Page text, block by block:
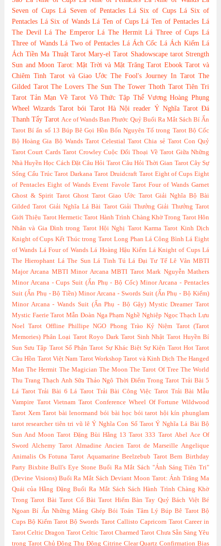
Seven of Cups Lá Seven of Pentacles Lá Six of Cups Lá Six of
Pentacles Lá Six of Wands Lá Ten of Cups Lá Ten of Pentacles Lá
The Devil Lá The Emperor Lá The Hermit Lá Three of Cups Lá
Three of Wands Lá Two of Pentacles Lá Ách Cốc Lá Ách Kiếm Lá
Ách Tiền Ma Thuật Tarot Mary-el Tarot Shadowscape tarot Strength
Sun and Moon Tarot: Mặt Trời và Mặt Trăng Tarot Ebook Tarot và
Chiêm Tinh Tarot và Giao Ước The Fool's Journey In Tarot The
Gilded Tarot The Lovers The Sun The Tower Thoth Tarot Tiên Tri
Tarot Tản Mạn Về Tarot Vô Thức Tập Thể Vương Hoàng Phụng
Wheel Wizards Tarot bói Tarot Hà Nội reader Ý Nghĩa Tarot Đá
Thanh Tẩy Tarot Ace of Wands Ban Phước Quỷ Buổi Ra Mắt Sách Bí Ẩn
Tarot Bí ẩn số 13 Búp Bê Gọi Hồn Bốn Nguyên Tố trong Tarot Bộ Cốc
Bộ Hoàng Gia Bộ Wands Tarot Celestial Tarot Chia sẻ Tarot Con Quỷ
Tarot Court Cards Tarot Crowley Cuộc Đối Thoại Về Tarot Giữa Những
Nhà Huyền Học Cách Đặt Câu Hỏi Tarot Câu Hỏi Thời Gian Tarot Cây Sự
Sống Cấu Trúc Tarot Darkana Tarot Druidcraft Tarot Eight of Cups Eight
of Pentacles Eight of Wands Event Favole Tarot Four of Wands Garnet
Ghost & Spirit Tarot Ghost Tarot Giao Ước Tarot Giải Nghĩa Bộ Bài
Gilded Tarot Giải Nghĩa Lá Bài Tarot Giải Thưởng Giải Thưởng Tarot
Giới Thiệu Tarot Hermetic Tarot Hành Trình Chàng Khờ Trong Tarot Hôn
Nhân và Gia Đình trong Tarot Hội Nghị Tarot Karma Tarot Kinh Dịch
Knight of Cups Kết Thúc trong Tarot Long Phan Lá Công Bình Lá Eight
of Wands Lá Four of Wands Lá Hoàng Hậu Kiếm Lá Knight of Cups Lá
The Hierophant Lá The Sun Lá Tinh Tú Lá Đại Tư Tế Lê Vân MBTI
Major Arcana MBTI Minor Arcana MBTI Tarot Mark Nguyễn Mathers
Minor Arcana - Cups Suit (Ẩn Phụ - Bộ Cốc) Minor Arcana - Pentacles
Suit (Ẩn Phụ - Bộ Tiền) Minor Arcana - Swords Suit (Ẩn Phụ - Bộ Kiếm)
Minor Arcana - Wands Suit (Ẩn Phụ - Bộ Gậy) Mystic Dreamer Tarot
Mystic Faerie Tarot Mẫn Đoàn Nga Phạm Nghề Nghiệp Ngọc Thạch Lựu
Noel Tarot Offline Phillipe NGO Phong Trào Kỷ Niệm Tarot (Tarot
Memories) Phân Loại Tarot Royo Dark Tarot Sinh Nhật Tarot Huyền Bí
Sun Sưu Tập Tarot Số Phận Tarot Sự Khác Biệt Sự Kiện Tarot Hot Tarot
Cầu Hồn Tarot Việt Nam Tarot Workshop Tarot và Kinh Dịch The Hanged
Man The Hermit The Magician The Moon The Tarot Of Tree The World
Thu Trang Thạch Anh Sữa Thảo Ngô Thời Điểm Trong Tarot Trải Bài 5
Lá Tarot Trải Bài 6 Lá Tarot Trải Bài Công Việc Tarot Trải Bài Mẫu
Vampire Tarot Vietnam Tarot Conference Wheel Of Fortune Wildwood
Tarot Xem Tarot bài lenormand bói bài học bói tarot hội kín phunglam
tarot researcher tiên tri vũ lê Ý Nghĩa Con Số Tarot Ý Nghĩa Lá Bài Bộ
Sun And Moon Tarot Đặng Bùi Hằng 13 Tarot 333 Tarot Abel Ace Of
Sword Alchemy Tarot Almadine Ancien Tarot de Marseille Angelique
Animalis Os Fotuna Tarot Aquamarine Beelzebub Tarot Bern Birthday
Party Bixbite Bull's Eye Stone Buổi Ra Mắt Sách "Ánh Sáng Tiên Tri"
(Devine Visions) Buổi Ra Mắt Sách Deviant Moon Tarot: Ánh Trăng Ma
Quái của Hằng Đặng Buổi Ra Mắt Sách Sách Hành Trình Chàng Khờ
Trong Tarot Bài Tarot Cổ Bài Tarot Hiếm Bàn Tay Quỷ Bách Việt Bé
Ngoan Bí Ẩn Những Mảng Ghép Bói Toán Tâm Lý Búp Bê Tarot Bộ
Cups Bộ Kiếm Tarot Bộ Swords Tarot Callisto Capricorn Tarot Career in
Tarot Celtic Dragon Tarot Celtic Tarot Charmed Tarot Chưa Sẵn Sàng Yêu
trong Tarot Chủ Động Thụ Động Citrine Clear Quartz Confirmation Bias